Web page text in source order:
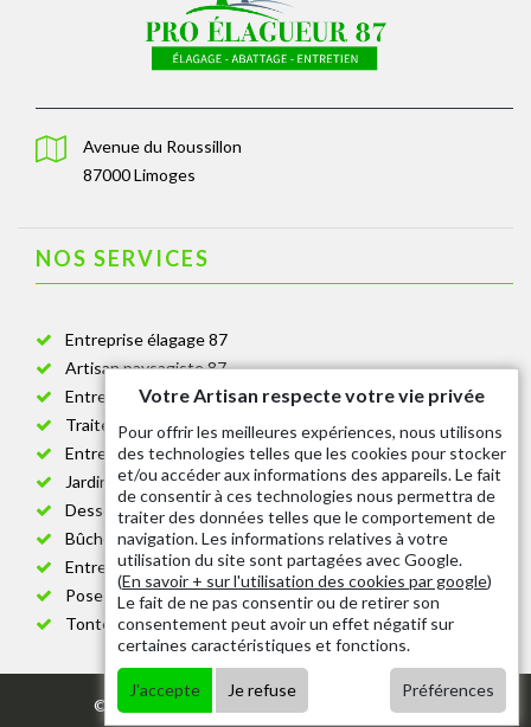
Avenue du Roussillon
87000 Limoges
NOS SERVICES
Entreprise élagage 87
Artisan paysagiste 87
Entreprise de jardinage 87
Traitement anti-chenille 87
Entreprise abattage arbre 87
Jardinier taille de haie 87
Dessouchage arbre et haie 87
Bûcheron 87
Entretien espace vert cimetière 87
Pose et changement grillage et clôture 87
Tonte de pelouse 87
© 2020 - Tout droit réservé | Mentions légales
Votre Artisan respecte votre vie privée
Pour offrir les meilleures expériences, nous utilisons
des technologies telles que les cookies pour stocker
et/ou accéder aux informations des appareils. Le fait
de consentir à ces technologies nous permettra de
traiter des données telles que le comportement de
navigation. Les informations relatives à votre
utilisation du site sont partagées avec Google.
(En savoir + sur l'utilisation des cookies par google)
Le fait de ne pas consentir ou de retirer son
consentement peut avoir un effet négatif sur
certaines caractéristiques et fonctions.
J'accepte Je refuse Préférences